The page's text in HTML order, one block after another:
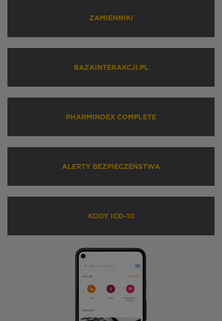
ZAMIENNIKI
BAZAINTERAKCJI.PL
PHARMINDEX COMPLETE
ALERTY BEZPIECZEŃSTWA
KODY ICD-10